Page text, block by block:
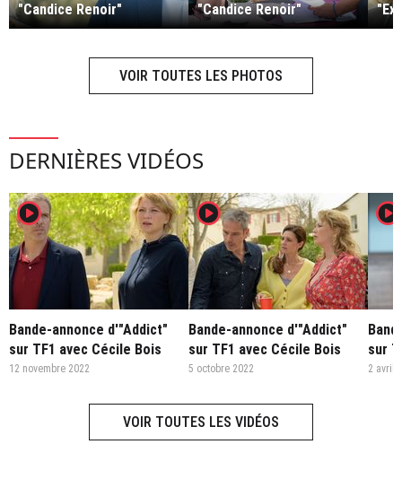
"Candice Renoir" "Candice Renoir"
VOIR TOUTES LES PHOTOS
DERNIÈRES VIDÉOS
player2
Bande-annonce d'"Addict"
sur TF1 avec Cécile Bois
12 novembre 2022
player2
Bande-annonce d'"Addict"
sur TF1 avec Cécile Bois
5 octobre 2022
player2
sur
2 avril
VOIR TOUTES LES VIDÉOS